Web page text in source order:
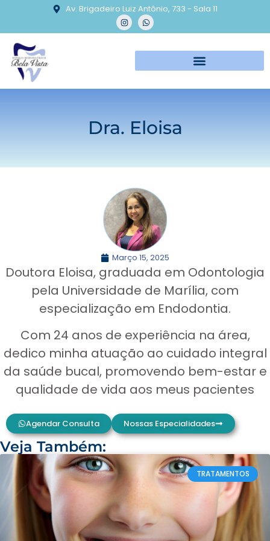
Av. Brigadeiro Luiz Antônio, 733 - Sala 11
Dra. Eloisa
Março 15, 2025
Doutora Eloisa, graduada em Odontologia
pela Universidade de Marília, com
especialização em Endodontia.
Com 24 anos de experiência na área,
dedico minha atuação ao cuidado integral
da saúde bucal, promovendo bem-estar e
qualidade de vida aos meus pacientes
Agendar Consulta Nossas Especialidades
Veja Também:
TRATAMENTOS